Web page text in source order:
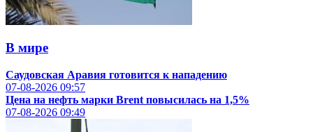
В мире
Саудовская Аравия готовится к нападению
07-08-2026 09:57
Цена на нефть марки Brent повысилась на 1,5%
07-08-2026 09:49